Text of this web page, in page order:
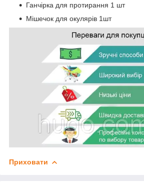
Ганчірка для протирання 1 шт
Мішечок для окулярів 1шт
Приховати